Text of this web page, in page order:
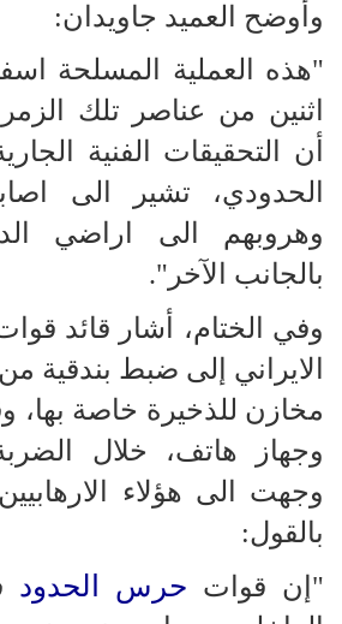
وأوضح العميد جاويدان:
"هذه العملية المسلحة
اثنين من عناصر تلك
أن التحقيقات الفنية
الحدودي، تشير الى
وهروبهم الى اراضي
بالجانب الآخر".
وفي الختام، أشار قائد
مخازن للذخيرة خاصة بها،
وجهاز هاتف، خلال
وجهت الى هؤلاء
بالقول:
"إن قوات حرس الحدود